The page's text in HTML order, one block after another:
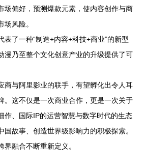
场偏好，预测爆款元素，使内容创作与商
风险。
表了一种“制造+内容+科技+商业”的新型
漫乃至整个文化创意产业的升级提供了可
商与阿里影业的联手，有望孵化出令人耳
。这不仅是一次商业合作，更是一次关于
作、国际IP的运营智慧与数字时代的生态
故事、创造世界级影响力的积极探索。
融合不断重新定义。